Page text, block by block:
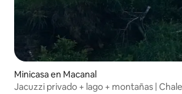
Minicasa en Macanal
Jacuzzi privado + lago + montañas |